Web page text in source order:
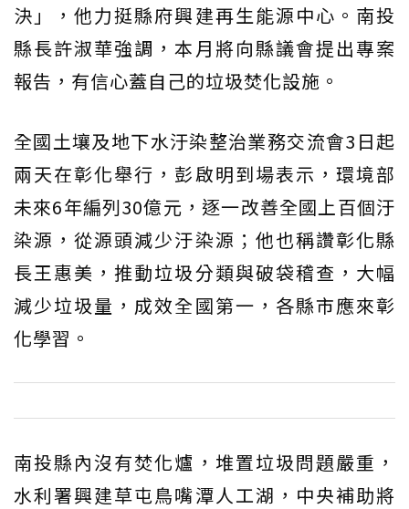
決」，他力挺縣府興建再生能源中心。南投
縣長許淑華強調，本月將向縣議會提出專案
報告，有信心蓋自己的垃圾焚化設施。
全國土壤及地下水汙染整治業務交流會3日起
兩天在彰化舉行，彭啟明到場表示，環境部
未來6年編列30億元，逐一改善全國上百個汙
染源，從源頭減少汙染源；他也稱讚彰化縣
長王惠美，推動垃圾分類與破袋稽查，大幅
減少垃圾量，成效全國第一，各縣市應來彰
化學習。
南投縣內沒有焚化爐，堆置垃圾問題嚴重，
水利署興建草屯鳥嘴潭人工湖，中央補助將